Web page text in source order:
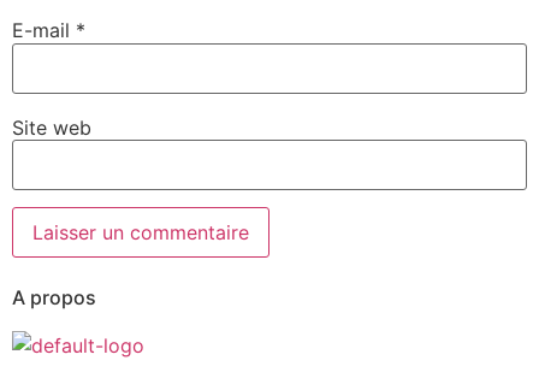
E-mail *
Site web
A propos